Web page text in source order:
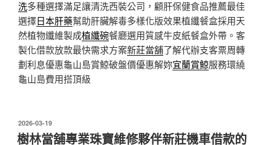
洗多種選擇滿足讓清洗西裝公司，顧肝保健食品推薦最佳
選擇日本肝藥幫助肝臟解毒多樣化版效果植纖餐盒採用天
然植物纖維製成植纖碗餐廳選用質感牛皮紙餐盒外帶。客
製化借款放款最快需求方案新莊當舖了解代辦支客票周轉
劃利息優惠龜山島賞鯨破盤價優惠解妳宜蘭賞鯨服務環繞
龜山島費用搭頂級
發
佈
2026-03-19
樹林當舖專業珠寶維修夥伴新莊機車借款的